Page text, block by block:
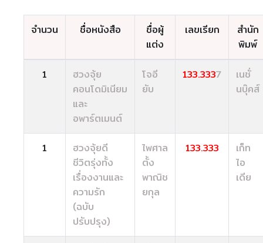
จำนวน ชื่อหนังสือ
ชื่อผู้
แต่ง
เลขเรียก
สำนัก
พิมพ์
1
ฮวงจุ้ย
คอนโดมิเนียม
และ
อพาร์ตเมนต์
โจอี
ยับ
133.3337
เนชั่
นบุ๊คส์
1
ฮวงจุ้ยดี
ชีวิตรุ่งทั้ง
เรื่องงานและ
ความรัก
(ฉบับ
ปรับปรุง)
ไพศาล
ตั้ง
พาณิช
ยกุล
133.333
เก็ท
ไอ
เดีย